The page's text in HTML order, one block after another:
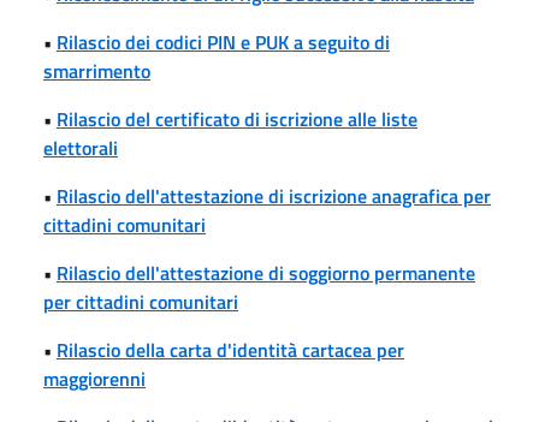
• Rilascio dei codici PIN e PUK a seguito di
smarrimento
• Rilascio del certificato di iscrizione alle liste
elettorali
• Rilascio dell'attestazione di iscrizione anagrafica per
cittadini comunitari
• Rilascio dell'attestazione di soggiorno permanente
per cittadini comunitari
• Rilascio della carta d'identità cartacea per
maggiorenni